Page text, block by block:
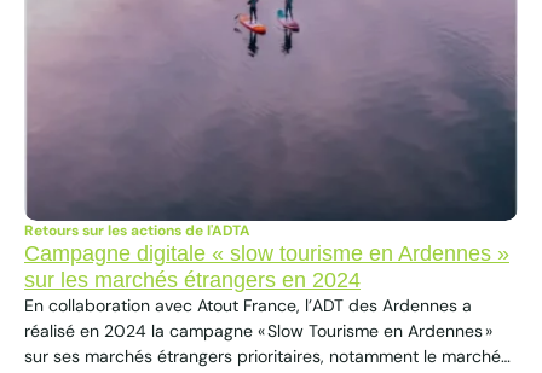
Campagne digitale « slow tourisme en Ardennes »
sur les marchés étrangers en 2024
Retours sur les actions de l'ADTA
En collaboration avec Atout France, l’ADT des Ardennes a
réalisé en 2024 la campagne « Slow Tourisme en Ardennes »
sur ses marchés étrangers prioritaires, notamment le marché